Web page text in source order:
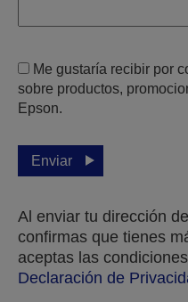
Me gustaría recibir por
sobre productos,
Epson.
Enviar
Al enviar tu dirección
confirmas que tienes
aceptas las
Declaración de